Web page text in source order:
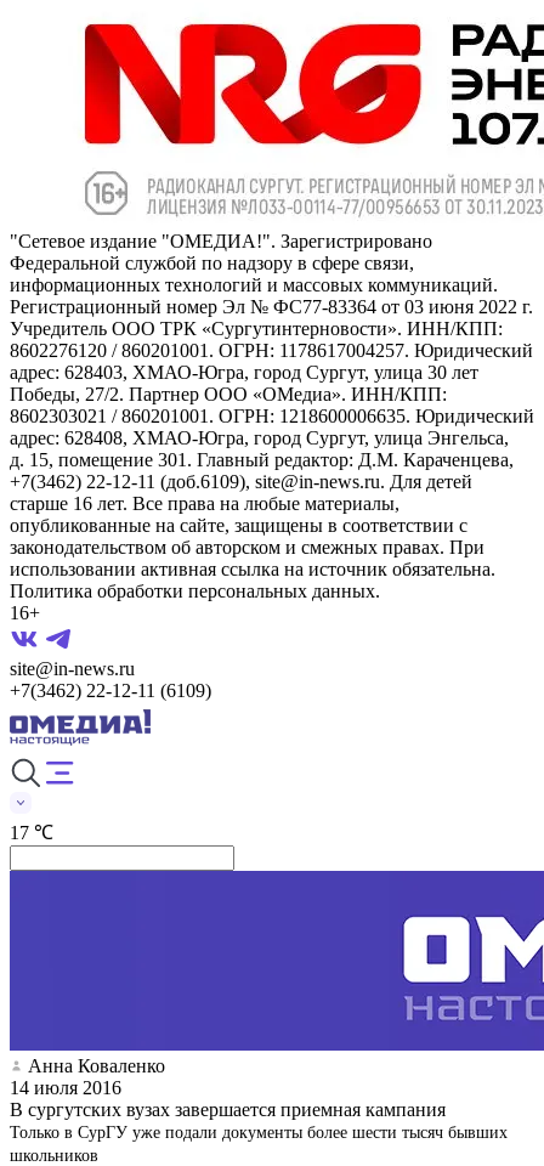
"Сетевое издание "ОМЕДИА!". Зарегистрировано
Федеральной службой по надзору в сфере связи,
информационных технологий и массовых коммуникаций.
Регистрационный номер Эл № ФС77-83364 от 03 июня 2022 г.
Учредитель ООО ТРК «Сургутинтерновости». ИНН/КПП:
8602276120 / 860201001. ОГРН: 1178617004257. Юридический
адрес: 628403, ХМАО-Югра, город Сургут, улица 30 лет
Победы, 27/2. Партнер ООО «ОМедиа». ИНН/КПП:
8602303021 / 860201001. ОГРН: 1218600006635. Юридический
адрес: 628408, ХМАО-Югра, город Сургут, улица Энгельса,
д. 15, помещение 301. Главный редактор: Д.М. Караченцева,
+7(3462) 22-12-11 (доб.6109), site@in-news.ru. Для детей
старше 16 лет. Все права на любые материалы,
опубликованные на сайте, защищены в соответствии с
законодательством об авторском и смежных правах. При
использовании активная ссылка на источник обязательна.
Политика обработки персональных данных.
16+
site@in-news.ru
+7(3462) 22-12-11 (6109)
17 ℃
Анна Коваленко
14 июля 2016
В сургутских вузах завершается приемная кампания
Только в СурГУ уже подали документы более шести тысяч бывших
школьников